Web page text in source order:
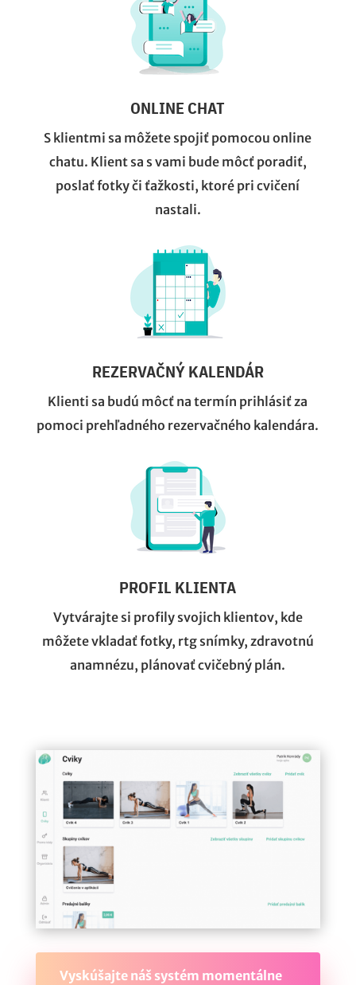
ONLINE CHAT
S klientmi sa môžete spojiť pomocou online
chatu. Klient sa s vami bude môcť poradiť,
poslať fotky či ťažkosti, ktoré pri cvičení
nastali.
REZERVAČNÝ KALENDÁR
Klienti sa budú môcť na termín prihlásiť za
pomoci prehľadného rezervačného kalendára.
PROFIL KLIENTA
Vytvárajte si profily svojich klientov, kde
môžete vkladať fotky, rtg snímky, zdravotnú
anamnézu, plánovať cvičebný plán.
Vyskúšajte náš systém momentálne